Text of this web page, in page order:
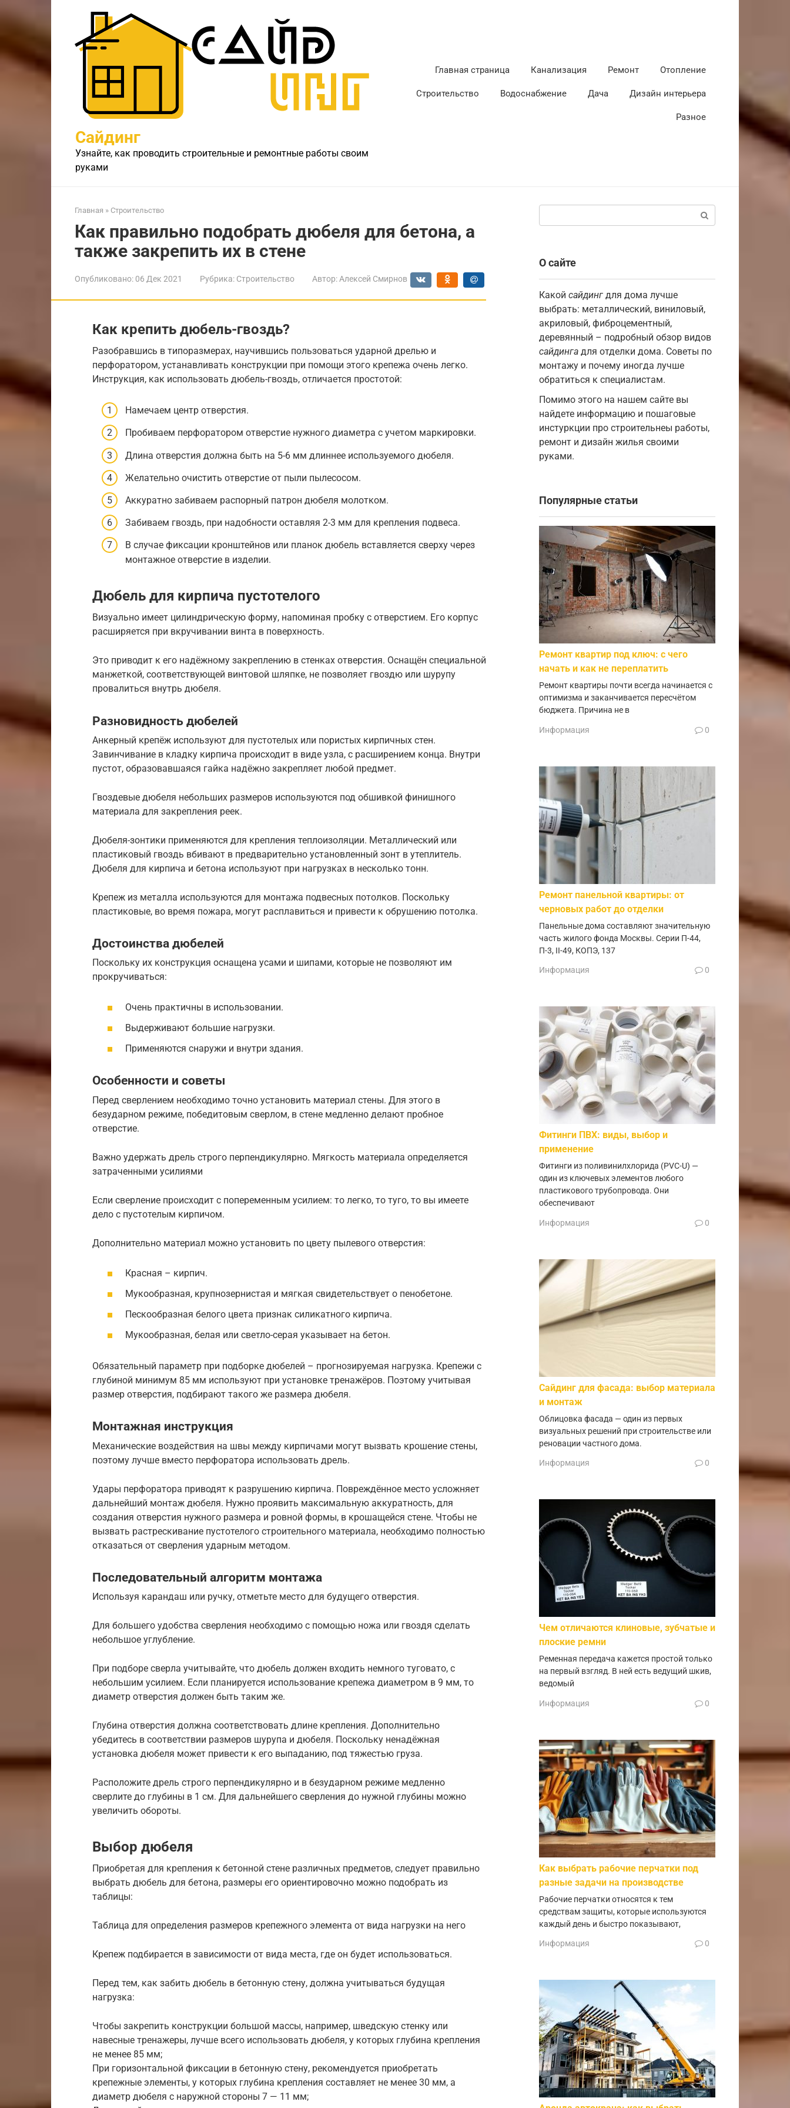
контенту
Сайдинг
Узнайте, как проводить строительные и ремонтные работы своим
руками
Главная страница Канализация Ремонт Отопление
Строительство Водоснабжение Дача Дизайн интерьера
Разное
Главная » Строительство
Как правильно подобрать дюбеля для бетона, а
также закрепить их в стене
Опубликовано: 06 Дек 2021 Рубрика: Строительство Автор: Алексей Смирнов
Как крепить дюбель-гвоздь?
Разобравшись в типоразмерах, научившись пользоваться ударной дрелью и
перфоратором, устанавливать конструкции при помощи этого крепежа очень легко.
Инструкция, как использовать дюбель-гвоздь, отличается простотой:
Намечаем центр отверстия.
Пробиваем перфоратором отверстие нужного диаметра с учетом маркировки.
Длина отверстия должна быть на 5-6 мм длиннее используемого дюбеля.
Желательно очистить отверстие от пыли пылесосом.
Аккуратно забиваем распорный патрон дюбеля молотком.
Забиваем гвоздь, при надобности оставляя 2-3 мм для крепления подвеса.
В случае фиксации кронштейнов или планок дюбель вставляется сверху через
монтажное отверстие в изделии.
Дюбель для кирпича пустотелого
Визуально имеет цилиндрическую форму, напоминая пробку с отверстием. Его корпус
расширяется при вкручивании винта в поверхность.
Это приводит к его надёжному закреплению в стенках отверстия. Оснащён специальной
манжеткой, соответствующей винтовой шляпке, не позволяет гвоздю или шурупу
провалиться внутрь дюбеля.
Разновидность дюбелей
Анкерный крепёж используют для пустотелых или пористых кирпичных стен.
Завинчивание в кладку кирпича происходит в виде узла, с расширением конца. Внутри
пустот, образовавшаяся гайка надёжно закрепляет любой предмет.
Гвоздевые дюбеля небольших размеров используются под обшивкой финишного
материала для закрепления реек.
Дюбеля-зонтики применяются для крепления теплоизоляции. Металлический или
пластиковый гвоздь вбивают в предварительно установленный зонт в утеплитель.
Дюбеля для кирпича и бетона используют при нагрузках в несколько тонн.
Крепеж из металла используются для монтажа подвесных потолков. Поскольку
пластиковые, во время пожара, могут расплавиться и привести к обрушению потолка.
Достоинства дюбелей
Поскольку их конструкция оснащена усами и шипами, которые не позволяют им
прокручиваться:
Очень практичны в использовании.
Выдерживают большие нагрузки.
Применяются снаружи и внутри здания.
Особенности и советы
Перед сверлением необходимо точно установить материал стены. Для этого в
безударном режиме, победитовым сверлом, в стене медленно делают пробное
отверстие.
Важно удержать дрель строго перпендикулярно. Мягкость материала определяется
затраченными усилиями
Если сверление происходит с попеременным усилием: то легко, то туго, то вы имеете
дело с пустотелым кирпичом.
Дополнительно материал можно установить по цвету пылевого отверстия:
Красная – кирпич.
Мукообразная, крупнозернистая и мягкая свидетельствует о пенобетоне.
Пескообразная белого цвета признак силикатного кирпича.
Мукообразная, белая или светло-серая указывает на бетон.
Обязательный параметр при подборке дюбелей – прогнозируемая нагрузка. Крепежи с
глубиной минимум 85 мм используют при установке тренажёров. Поэтому учитывая
размер отверстия, подбирают такого же размера дюбеля.
Монтажная инструкция
Механические воздействия на швы между кирпичами могут вызвать крошение стены,
поэтому лучше вместо перфоратора использовать дрель.
Удары перфоратора приводят к разрушению кирпича. Повреждённое место усложняет
дальнейший монтаж дюбеля. Нужно проявить максимальную аккуратность, для
создания отверстия нужного размера и ровной формы, в крошащейся стене. Чтобы не
вызвать растрескивание пустотелого строительного материала, необходимо полностью
отказаться от сверления ударным методом.
Последовательный алгоритм монтажа
Используя карандаш или ручку, отметьте место для будущего отверстия.
Для большего удобства сверления необходимо с помощью ножа или гвоздя сделать
небольшое углубление.
При подборе сверла учитывайте, что дюбель должен входить немного туговато, с
небольшим усилием. Если планируется использование крепежа диаметром в 9 мм, то
диаметр отверстия должен быть таким же.
Глубина отверстия должна соответствовать длине крепления. Дополнительно
убедитесь в соответствии размеров шурупа и дюбеля. Поскольку ненадёжная
установка дюбеля может привести к его выпаданию, под тяжестью груза.
Расположите дрель строго перпендикулярно и в безударном режиме медленно
сверлите до глубины в 1 см. Для дальнейшего сверления до нужной глубины можно
увеличить обороты.
Выбор дюбеля
Приобретая для крепления к бетонной стене различных предметов, следует правильно
выбрать дюбель для бетона, размеры его ориентировочно можно подобрать из
таблицы:
Таблица для определения размеров крепежного элемента от вида нагрузки на него
Крепеж подбирается в зависимости от вида места, где он будет использоваться.
Перед тем, как забить дюбель в бетонную стену, должна учитываться будущая
нагрузка:
Чтобы закрепить конструкции большой массы, например, шведскую стенку или
навесные тренажеры, лучше всего использовать дюбеля, у которых глубина крепления
не менее 85 мм;
При горизонтальной фиксации в бетонную стену, рекомендуется приобретать
крепежные элементы, у которых глубина крепления составляет не менее 30 мм, а
диаметр дюбеля с наружной стороны 7 — 11 мм;
О сайте
Какой сайдинг для дома лучше
выбрать: металлический, виниловый,
акриловый, фиброцементный,
деревянный – подробный обзор видов
сайдинга для отделки дома. Советы по
монтажу и почему иногда лучше
обратиться к специалистам.
Помимо этого на нашем сайте вы
найдете информацию и пошаговые
инстуркции про строительнеы работы,
ремонт и дизайн жилья своими
руками.
Популярные статьи
Ремонт квартир под ключ: с чего
начать и как не переплатить
Ремонт квартиры почти всегда начинается с
оптимизма и заканчивается пересчётом
бюджета. Причина не в
Информация 0
Ремонт панельной квартиры: от
черновых работ до отделки
Панельные дома составляют значительную
часть жилого фонда Москвы. Серии П-44,
П-3, II-49, КОПЭ, 137
Информация 0
Фитинги ПВХ: виды, выбор и
применение
Фитинги из поливинилхлорида (PVC-U) —
один из ключевых элементов любого
пластикового трубопровода. Они
обеспечивают
Информация 0
Сайдинг для фасада: выбор материала
и монтаж
Облицовка фасада — один из первых
визуальных решений при строительстве или
реновации частного дома.
Информация 0
Чем отличаются клиновые, зубчатые и
плоские ремни
Ременная передача кажется простой только
на первый взгляд. В ней есть ведущий шкив,
ведомый
Информация 0
Как выбрать рабочие перчатки под
разные задачи на производстве
Рабочие перчатки относятся к тем
средствам защиты, которые используются
каждый день и быстро показывают,
Информация 0